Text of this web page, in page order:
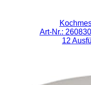
Art-Nr.: 260830
12